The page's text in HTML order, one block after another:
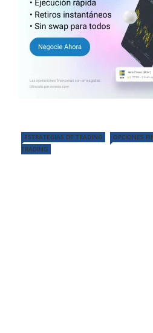
ESTRATEGIAS DE TRADING OPCIONES
TRADING